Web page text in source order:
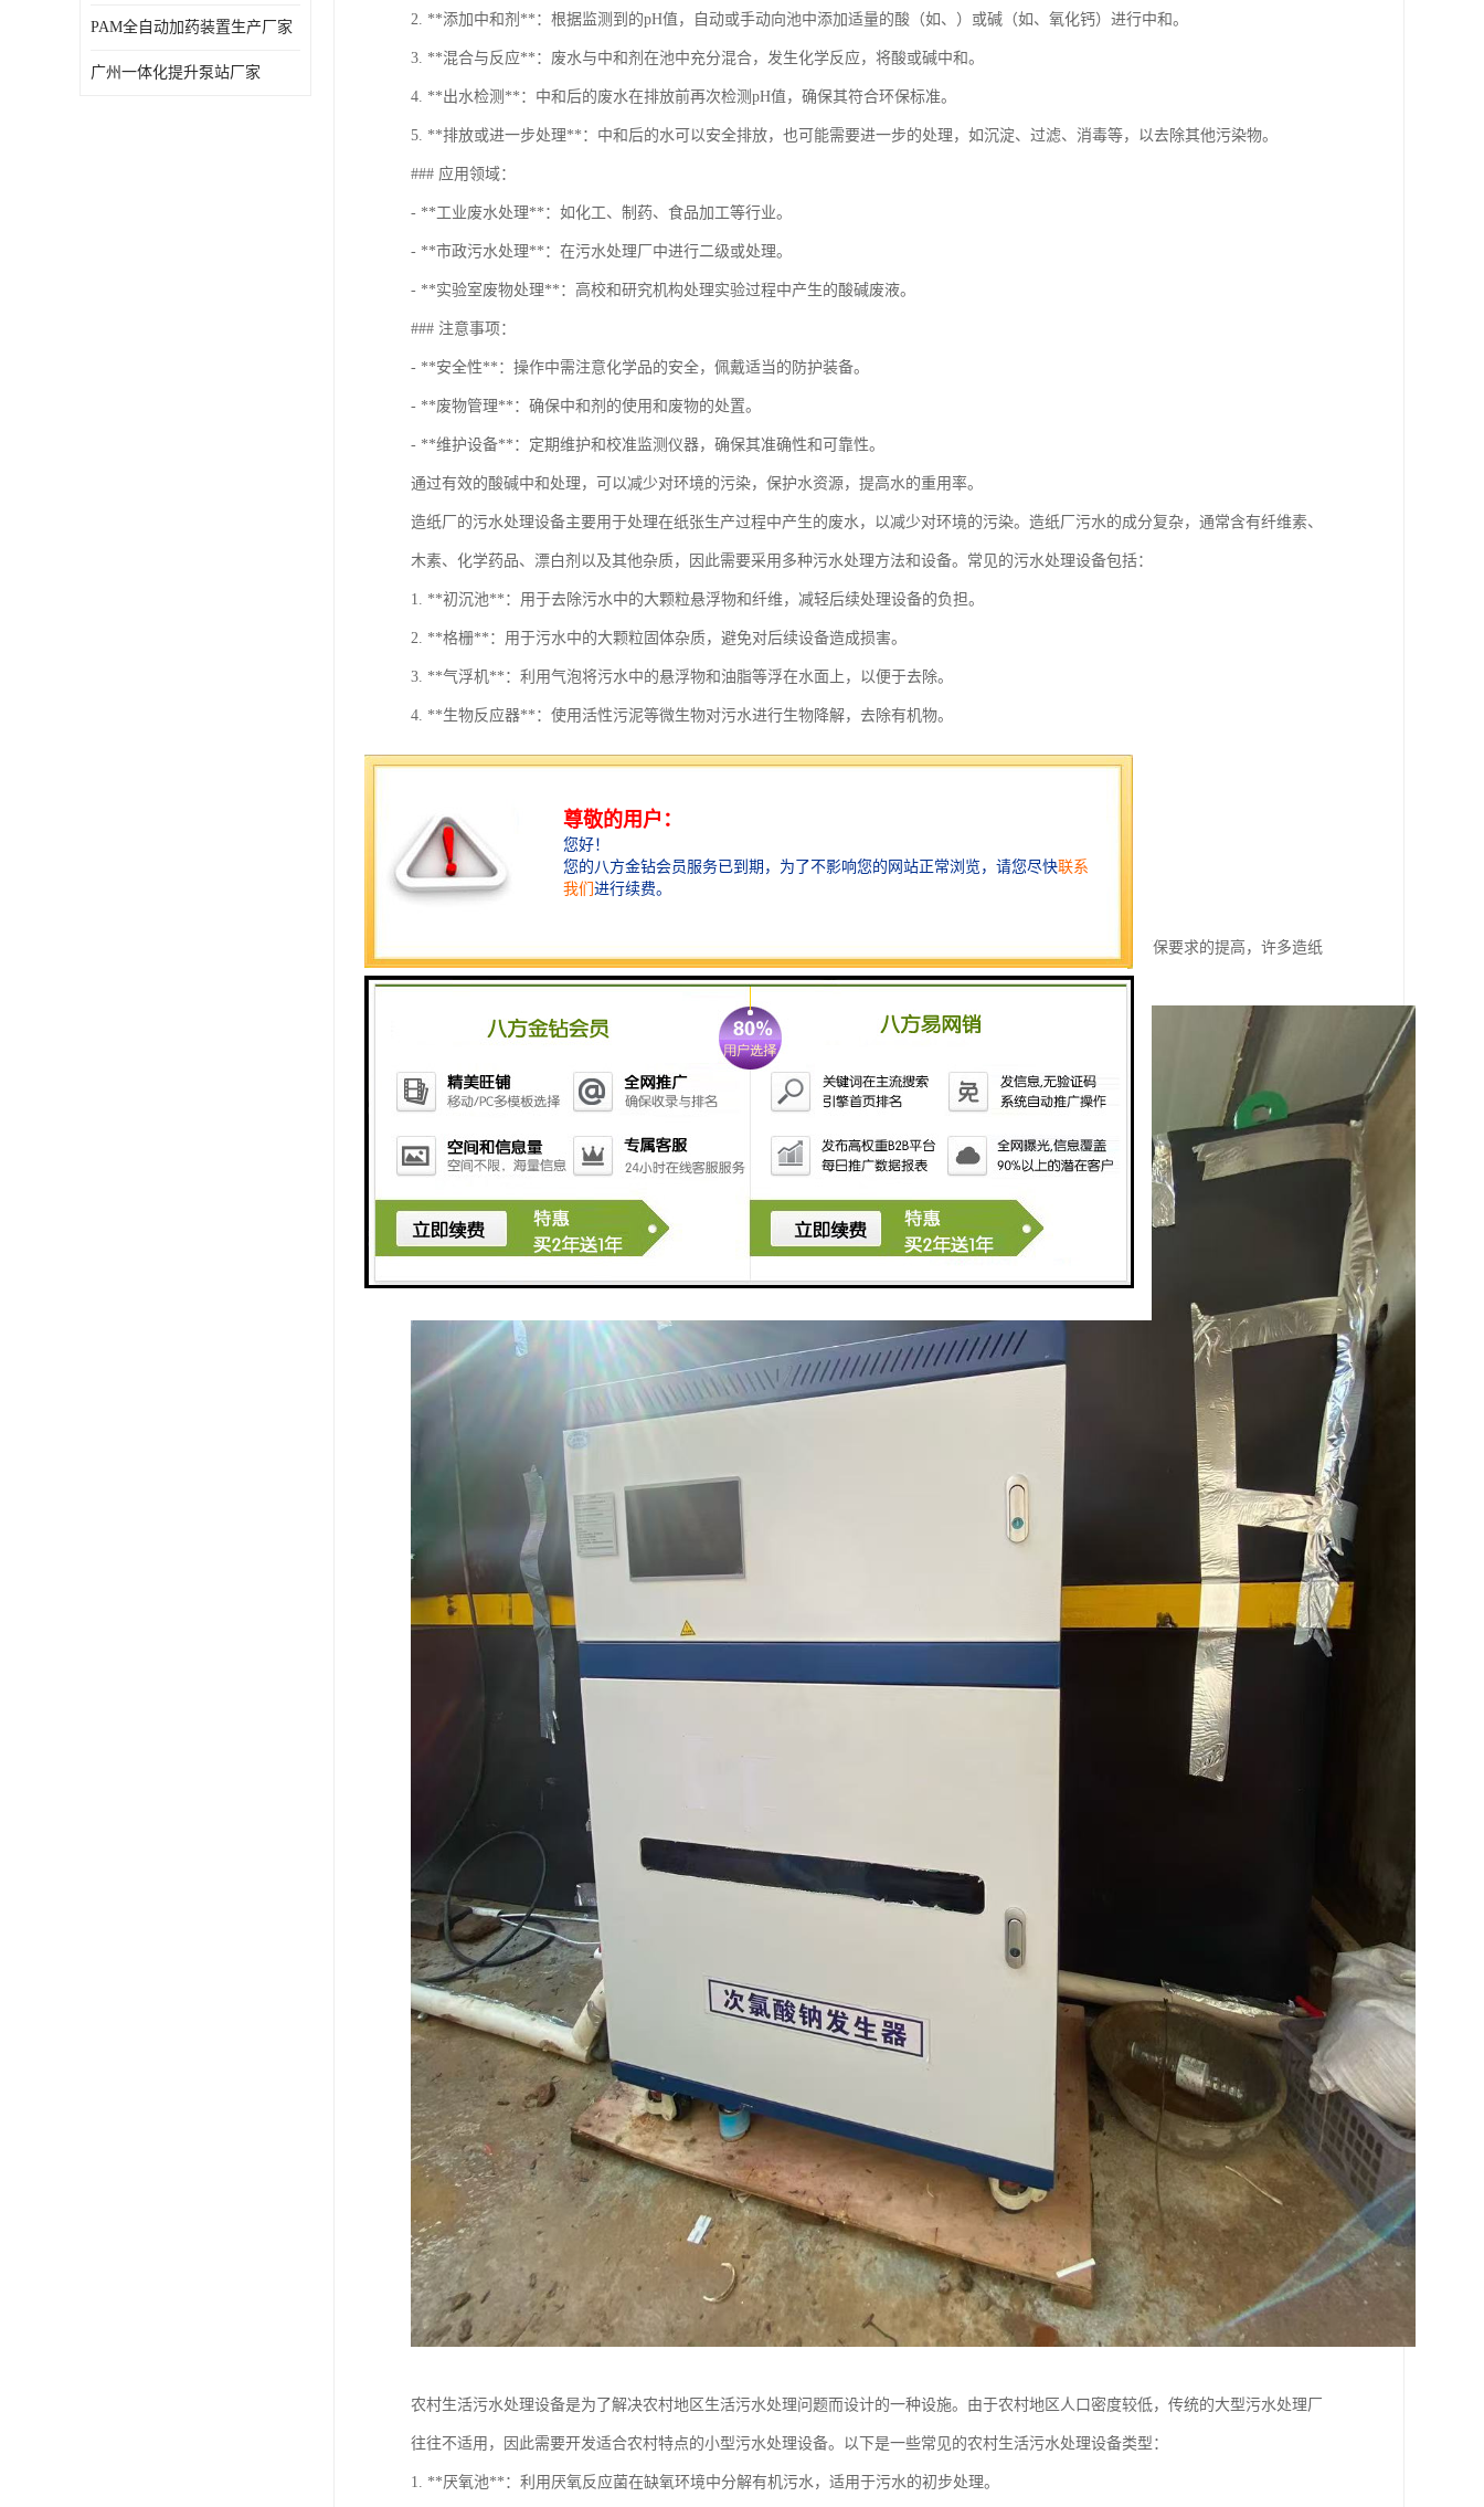
PAM全自动加药装置生产厂家
广州一体化提升泵站厂家
2. **添加中和剂**：根据监测到的pH值，自动或手动向池中添加适量的酸（如、）或碱（如、氧化钙）进行中和。
3. **混合与反应**：废水与中和剂在池中充分混合，发生化学反应，将酸或碱中和。
4. **出水检测**：中和后的废水在排放前再次检测pH值，确保其符合环保标准。
5. **排放或进一步处理**：中和后的水可以安全排放，也可能需要进一步的处理，如沉淀、过滤、消毒等，以去除其他污染物。
### 应用领域：
- **工业废水处理**：如化工、制药、食品加工等行业。
- **市政污水处理**：在污水处理厂中进行二级或处理。
- **实验室废物处理**：高校和研究机构处理实验过程中产生的酸碱废液。
### 注意事项：
- **安全性**：操作中需注意化学品的安全，佩戴适当的防护装备。
- **废物管理**：确保中和剂的使用和废物的处置。
- **维护设备**：定期维护和校准监测仪器，确保其准确性和可靠性。
通过有效的酸碱中和处理，可以减少对环境的污染，保护水资源，提高水的重用率。
造纸厂的污水处理设备主要用于处理在纸张生产过程中产生的废水，以减少对环境的污染。造纸厂污水的成分复杂，通常含有纤维素、
木素、化学药品、漂白剂以及其他杂质，因此需要采用多种污水处理方法和设备。常见的污水处理设备包括：
1. **初沉池**：用于去除污水中的大颗粒悬浮物和纤维，减轻后续处理设备的负担。
2. **格栅**：用于污水中的大颗粒固体杂质，避免对后续设备造成损害。
3. **气浮机**：利用气泡将污水中的悬浮物和油脂等浮在水面上，以便于去除。
4. **生物反应器**：使用活性污泥等微生物对污水进行生物降解，去除有机物。
5. **沉淀池**：将经过生物处理后的污水进行沉淀，去除残余的悬浮物和沉淀物。
7. **污泥处理设备**：包括污泥去水机、污泥干化设备等，对产生的污泥进行处理和减量。
8. **污水消毒设备**：常用的方法有氯消毒、臭氧消毒和紫外线消毒，用于去除水中的病原微生物。
采用适当的污水处理设备可以有效地降低造纸厂废水对环境的影响，同时也能实现水资源的循环利用。随着环保要求的提高，许多造纸
厂也在探索新的污水处理技术与设备，以提高处理效率和降低处理成本。
农村生活污水处理设备是为了解决农村地区生活污水处理问题而设计的一种设施。由于农村地区人口密度较低，传统的大型污水处理厂
往往不适用，因此需要开发适合农村特点的小型污水处理设备。以下是一些常见的农村生活污水处理设备类型：
1. **厌氧池**：利用厌氧反应菌在缺氧环境中分解有机污水，适用于污水的初步处理。